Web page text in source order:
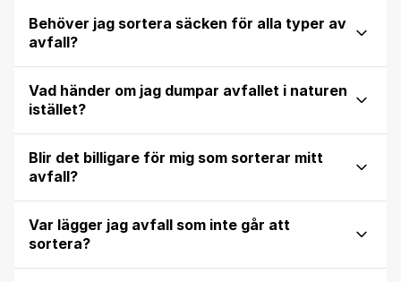
Behöver jag sortera säcken för alla typer av
avfall?
Vad händer om jag dumpar avfallet i naturen
istället?
Blir det billigare för mig som sorterar mitt
avfall?
Var lägger jag avfall som inte går att
sortera?